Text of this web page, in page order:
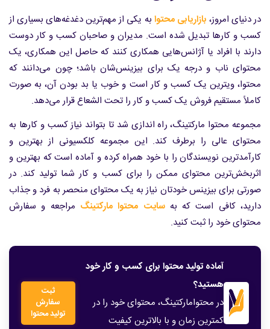
در دنیای امروز، بازاریابی محتوا به یکی از مهم‌ترین دغدغه‌های بسیاری از
کسب و کارها تبدیل شده است. مدیران و صاحبان کسب و کار دوست
دارند با افراد یا آژانس‌هایی همکاری کنند که حاصل این همکاری، یک
محتوای ناب و درجه یک برای بیزینس‌شان باشد؛ چون می‌دانند که
محتوا، ویترین یک کسب و کار است و خوب یا بد بودن آن، به صورت
کاملاً مستقیم فروش یک کسب و کار را تحت ‌الشعاع قرار می‌دهد.
مجموعه محتوا مارکتینگ، راه اندازی شد تا بتواند نیاز کسب و کارها به
محتوای عالی را برطرف کند. این مجموعه کلکسیونی از بهترین و
کارآمدترین نویسندگان را با خود همراه کرده و آماده است که بهترین و
اثربخش‌ترین محتوای ممکن را برای کسب و کار شما تولید کند. در
صورتی برای بیزینس خودتان نیاز به یک محتوای منحصر به فرد و جذاب
دارید، کافی است که بهسایت محتوا مارکتینگ مراجعه و سفارش
محتوای خود را ثبت کنید.
آماده تولید محتوا برای کسب و کار خود
هستید؟
در محتوامارکتینگ، محتوای خود را در
کمترین زمان و با بالاترین کیفیت
ثبت
سفارش
تولید محتوا